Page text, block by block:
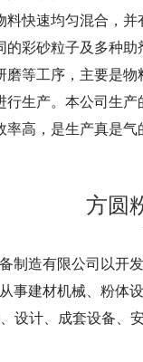
料快速均匀混合，
彩砂粒子及多种
磨等工序，主要是
生产。本公司生
高，是生产真是气
方圆
制造有限公司以开
事建材机械、粉体
设计、成套设备、